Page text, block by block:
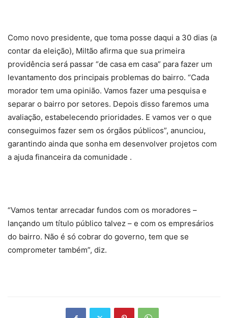
Como novo presidente, que toma posse daqui a 30 dias (a
contar da eleição), Miltão afirma que sua primeira
providência será passar “de casa em casa” para fazer um
levantamento dos principais problemas do bairro. “Cada
morador tem uma opinião. Vamos fazer uma pesquisa e
separar o bairro por setores. Depois disso faremos uma
avaliação, estabelecendo prioridades. E vamos ver o que
conseguimos fazer sem os órgãos públicos”, anunciou,
garantindo ainda que sonha em desenvolver projetos com
a ajuda financeira da comunidade .
“Vamos tentar arrecadar fundos com os moradores –
lançando um título público talvez – e com os empresários
do bairro. Não é só cobrar do governo, tem que se
comprometer também”, diz.